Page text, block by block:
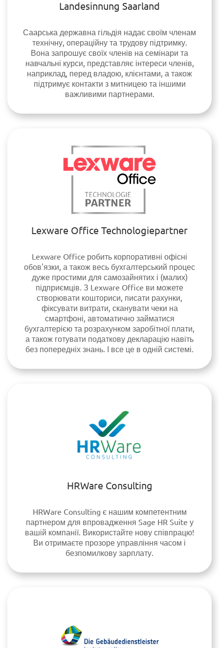
Landesinnung Saarland
Саарська державна гільдія надає своїм членам
технічну, операційну та трудову підтримку.
Вона запрошує своїх членів на семінари та
навчальні курси, представляє інтереси членів,
наприклад, перед владою, клієнтами, а також
підтримує контакти з митницею та іншими
важливими партнерами.
Lexware Office Technologiepartner
Lexware Office робить корпоративні офісні
обов'язки, а також весь бухгалтерський процес
дуже простими для самозайнятих і (малих)
підприємців. З Lexware Office ви можете
створювати кошториси, писати рахунки,
фіксувати витрати, сканувати чеки на
смартфоні, автоматично займатися
бухгалтерією та розрахунком заробітної плати,
а також готувати податкову декларацію навіть
без попередніх знань. І все це в одній системі.
HRWare Consulting
HRWare Consulting є нашим компетентним
партнером для впровадження Sage HR Suite у
вашій компанії. Використайте нову співпрацю!
Ви отримаєте прозоре управління часом і
безпомилкову зарплату.